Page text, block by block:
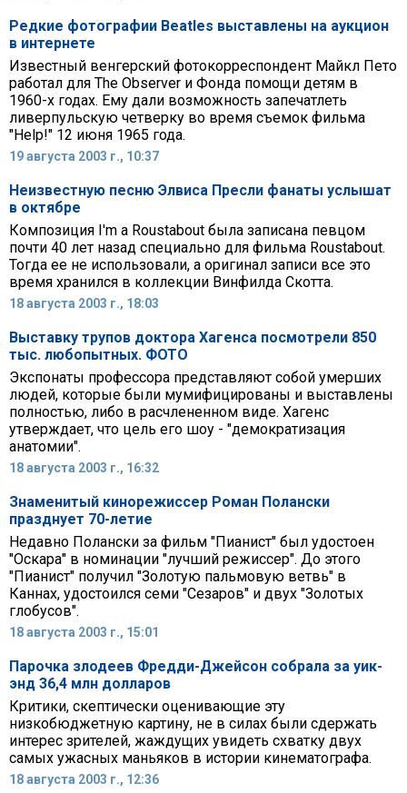
Редкие фотографии Beatles выставлены на аукцион
в интернете
Известный венгерский фотокорреспондент Майкл Пето
работал для The Observer и Фонда помощи детям в
1960-х годах. Ему дали возможность запечатлеть
ливерпульскую четверку во время съемок фильма
"Help!" 12 июня 1965 года.
19 августа 2003 г., 10:37
Неизвестную песню Элвиса Пресли фанаты услышат
в октябре
Композиция I'm a Roustabout была записана певцом
почти 40 лет назад специально для фильма Roustabout.
Тогда ее не использовали, а оригинал записи все это
время хранился в коллекции Винфилда Скотта.
18 августа 2003 г., 18:03
Выставку трупов доктора Хагенса посмотрели 850
тыс. любопытных. ФОТО
Экспонаты профессора представляют собой умерших
людей, которые были мумифицированы и выставлены
полностью, либо в расчлененном виде. Хагенс
утверждает, что цель его шоу - "демократизация
анатомии".
18 августа 2003 г., 16:32
Знаменитый кинорежиссер Роман Полански
празднует 70-летие
Недавно Полански за фильм "Пианист" был удостоен
"Оскара" в номинации "лучший режиссер". До этого
"Пианист" получил "Золотую пальмовую ветвь" в
Каннах, удостоился семи "Сезаров" и двух "Золотых
глобусов".
18 августа 2003 г., 15:01
Парочка злодеев Фредди-Джейсон собрала за уик-
энд 36,4 млн долларов
Критики, скептически оценивающие эту
низкобюджетную картину, не в силах были сдержать
интерес зрителей, жаждущих увидеть схватку двух
самых ужасных маньяков в истории кинематографа.
18 августа 2003 г., 12:36